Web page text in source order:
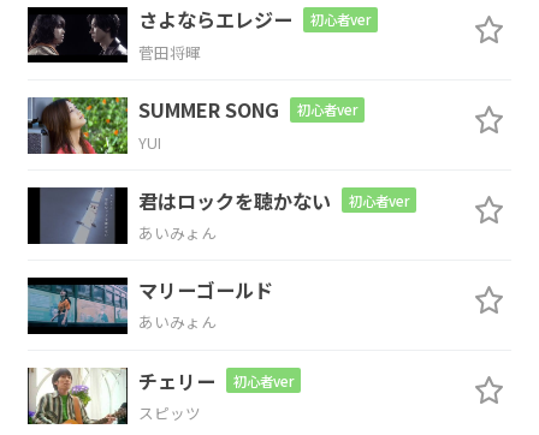
F
君とま
E7
だいたいな
縺れ合う期待と不安
F E7
Am
さよならエレジー 初心者ver
菅田将暉
SUMMER SONG 初心者ver
YUI
君はロックを聴かない 初心者ver
あいみょん
マリーゴールド
あいみょん
チェリー 初心者ver
スピッツ